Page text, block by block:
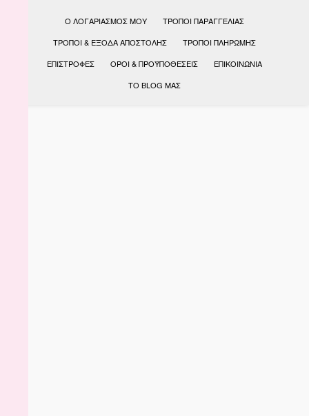
Ο ΛΟΓΑΡΙΑΣΜΌΣ ΜΟΥ
ΤΡΌΠΟΙ ΠΑΡΑΓΓΕΛΊΑΣ
ΤΡΌΠΟΙ & ΈΞΟΔΑ ΑΠΟΣΤΟΛΉΣ
ΤΡΌΠΟΙ ΠΛΗΡΩΜΉΣ
ΕΠΙΣΤΡΟΦΈΣ
ΟΡΟΙ & ΠΡΟΫΠΟΘΕΣΕΙΣ
ΕΠΙΚΟΙΝΩΝΊΑ
ΤΟ BLOG ΜΑΣ